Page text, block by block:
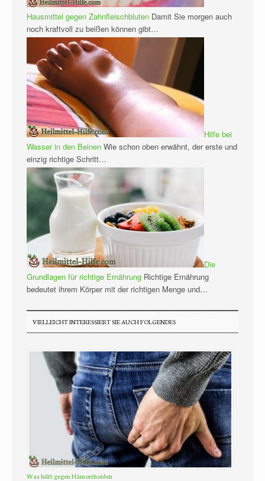
Hausmittel gegen Zahnfleischbluten Damit Sie morgen auch
noch kraftvoll zu beißen können gibt…
Hilfe bei
Wasser in den Beinen Wie schon oben erwähnt, der erste und
einzig richtige Schritt…
Die
Grundlagen für richtige Ernährung Richtige Ernährung
bedeutet ihrem Körper mit der richtigen Menge und…
VIELLEICHT INTERESSIERT SIE AUCH FOLGENDES
Was hilft gegen Hämorrhoiden